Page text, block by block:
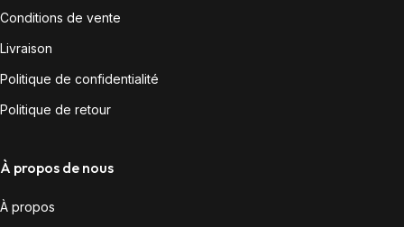
Conditions de vente
Livraison
Politique de confidentialité
Politique de retour
À propos de nous
À propos